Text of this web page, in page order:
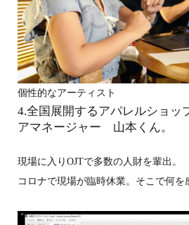
個性的なアーティスト
4.全国展開するアパレルショッ
アマネージャー 山本くん。
現場に入りOJTで多数の人財を輩出。
コロナで現場が臨時休業。そこで何を